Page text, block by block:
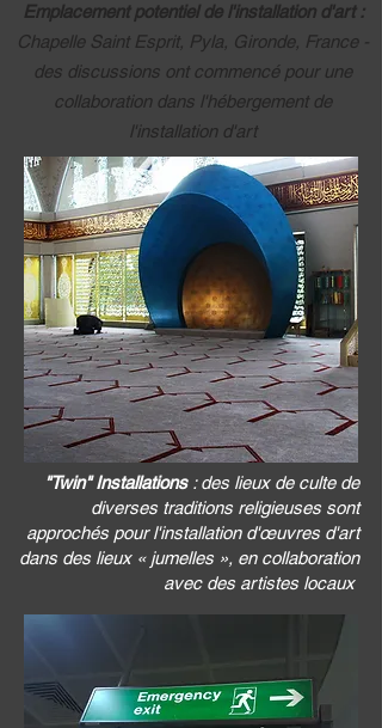
Emplacement potentiel de l'installation d'art :
Chapelle Saint Esprit, Pyla, Gironde, France -
des discussions ont commencé pour une
collaboration dans l'hébergement de
l'installation d'art
"Twin" Installations: des lieux de culte de
diverses traditions religieuses sont
approchés pour l'installation d'œuvres d'art
dans des lieux « jumelles », en collaboration
avec des artistes locaux